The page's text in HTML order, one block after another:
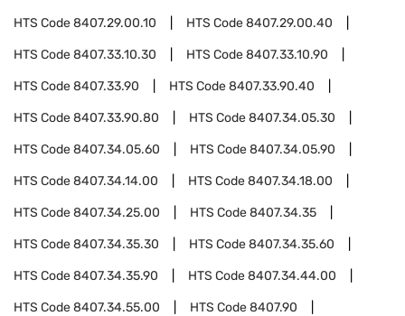
HTS Code8407.29.00.10 HTS Code8407.29.00.40
HTS Code8407.33.10.30 HTS Code8407.33.10.90
HTS Code8407.33.90 HTS Code8407.33.90.40
HTS Code8407.33.90.80 HTS Code8407.34.05.30
HTS Code8407.34.05.60 HTS Code8407.34.05.90
HTS Code8407.34.14.00 HTS Code8407.34.18.00
HTS Code8407.34.25.00 HTS Code8407.34.35
HTS Code8407.34.35.30 HTS Code8407.34.35.60
HTS Code8407.34.35.90 HTS Code8407.34.44.00
HTS Code8407.34.55.00 HTS Code8407.90